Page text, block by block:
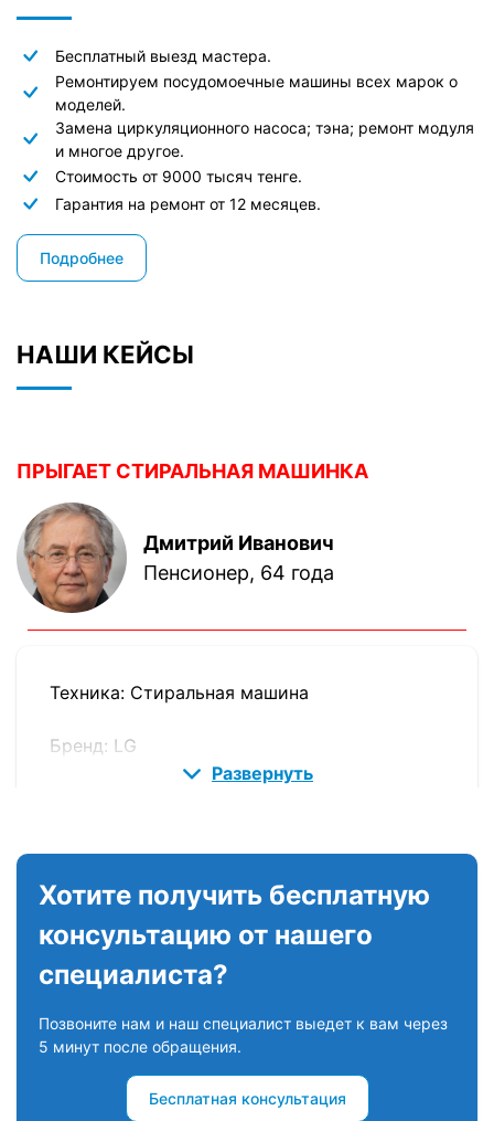
Бесплатный выезд мастера.
Ремонтируем посудомоечные машины всех марок о
моделей.
Замена циркуляционного насоса; тэна; ремонт модуля
и многое другое.
Стоимость от 9000 тысяч тенге.
Гарантия на ремонт от 12 месяцев.
Подробнее
НАШИ КЕЙСЫ
ПРЫГАЕТ СТИРАЛЬНАЯ МАШИНКА
Дмитрий Иванович
Пенсионер, 64 года
Техника: Стиральная машина
Бренд: LG
Решение: Замена подшипников
Цена: 32000 тысячи тенге
Результат: Неполадка устранена, машинка
работает как новая! Клиент доволен.
ГУДИТ И НЕ СЛИВАЕТ ВОДУ
Развернуть
Хотите получить бесплатную
консультацию от нашего
специалиста?
Позвоните нам и наш специалист выедет к вам через
5 минут после обращения.
Бесплатная консультация